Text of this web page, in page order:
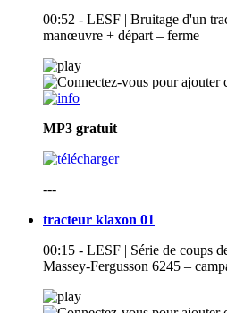
00:52 - LESF | Bruitage d'un
manœuvre + départ – ferme
MP3 gratuit
---
tracteur klaxon 01
00:15 - LESF | Série de coups
Massey-Fergusson 6245 –